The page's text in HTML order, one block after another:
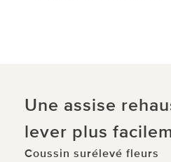
Une assise
lever plus
Coussin surélevé fleurs